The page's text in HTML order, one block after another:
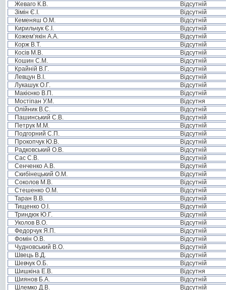
Жеваго К.В.
Відсутній
Зімін Є.І.
Відсутній
Кеменяш О.М.
Відсутній
Кирильчук Є.І.
Відсутній
Кожем’якін А.А.
Відсутній
Корж В.Т.
Відсутній
Косів М.В.
Відсутній
Кошин С.М.
Відсутній
Крайній В.Г.
Відсутній
Левцун В.І.
Відсутній
Лукашук О.Г.
Відсутній
Макієнко В.П.
Відсутній
Мостіпан У.М.
Відсутня
Олійник В.С.
Відсутній
Пашинський С.В.
Відсутній
Петрук М.М.
Відсутній
Подгорний С.П.
Відсутній
Прокопчук Ю.В.
Відсутній
Радковський О.В.
Відсутній
Сас С.В.
Відсутній
Сенченко А.В.
Відсутній
Скибінецький О.М.
Відсутній
Соколов М.В.
Відсутній
Стешенко О.М.
Відсутній
Таран В.В.
Відсутній
Тищенко О.І.
Відсутній
Триндюк Ю.Г.
Відсутній
Уколов В.О.
Відсутній
Федорчук Я.П.
Відсутній
Фомін О.В.
Відсутній
Чудновський В.О.
Відсутній
Швець В.Д.
Відсутній
Шевчук О.Б.
Відсутній
Шишкіна Е.В.
Відсутня
Шиянов Б.А.
Відсутній
Шлемко Д.В.
Відсутній